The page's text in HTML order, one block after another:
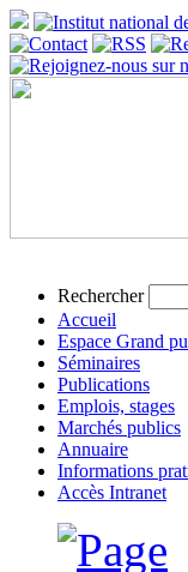
Rechercher
Accueil
Espace Grand
Séminaires
Publications
Emplois, stages
Marchés publics
Annuaire
Informations
Accès Intranet